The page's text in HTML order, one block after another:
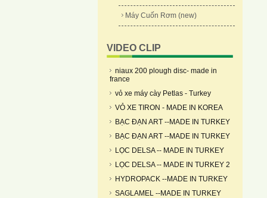
Máy Cuốn Rơm (new)
VIDEO CLIP
niaux 200 plough disc- made in
france
vỏ xe máy cày Petlas - Turkey
VỎ XE TIRON - MADE IN KOREA
BẠC ĐẠN ART --MADE IN TURKEY
BẠC ĐẠN ART --MADE IN TURKEY
LỌC DELSA -- MADE IN TURKEY
LỌC DELSA -- MADE IN TURKEY 2
HYDROPACK --MADE IN TURKEY
SAGLAMEL --MADE IN TURKEY